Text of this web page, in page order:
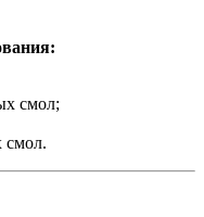
смол;
смол.